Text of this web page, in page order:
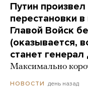
Путин
перестановки
Главой Войск
(оказывается,
станет
Максимально
НОВОСТИ день назад